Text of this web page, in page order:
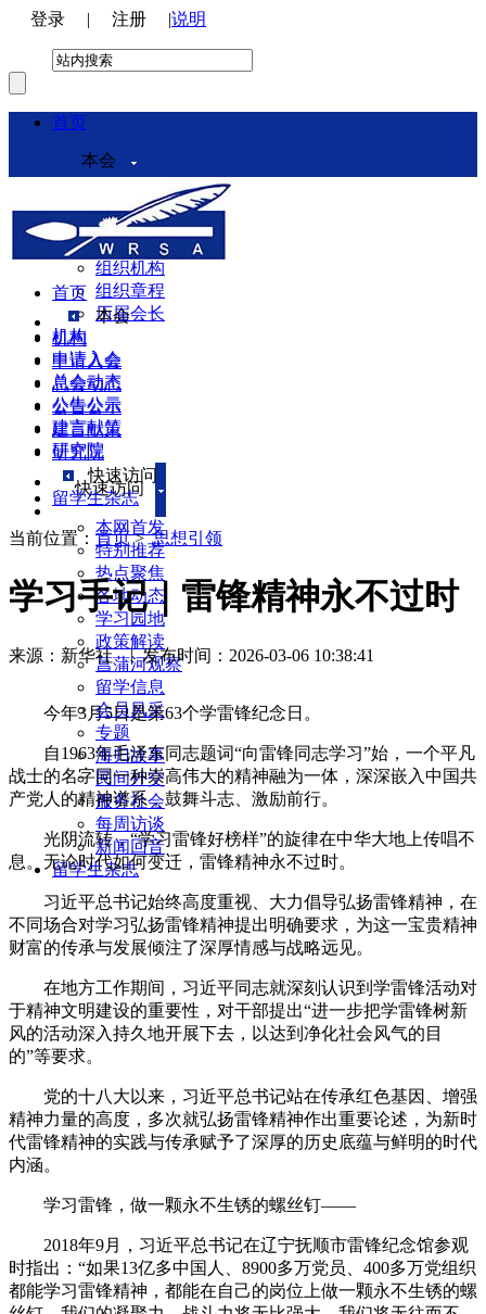
登录 | 注册 |说明
首页
本会
本会介绍
领导机构
理事会
组织机构
组织章程
历届会长
机构
申请入会
总会动态
公告公示
建言献策
研究院
快速访问
本网首发
特别推荐
热点聚焦
各地动态
学习园地
政策解读
菖蒲河观察
留学信息
会员风采
专题
海归故事
民间外交
服务社会
每周访谈
新闻回音
留学生杂志
首页
本会
机构
申请入会
总会动态
公告公示
建言献策
研究院
快速访问
留学生杂志
当前位置： 首页>思想引领
学习手记｜雷锋精神永不过时
来源：新华社 |发布时间：2026-03-06 10:38:41
今年3月5日是第63个学雷锋纪念日。
自1963年毛泽东同志题词“向雷锋同志学习”始，一个平凡
战士的名字同一种崇高伟大的精神融为一体，深深嵌入中国共
产党人的精神谱系，鼓舞斗志、激励前行。
光阴流转，“学习雷锋好榜样”的旋律在中华大地上传唱不
息。无论时代如何变迁，雷锋精神永不过时。
习近平总书记始终高度重视、大力倡导弘扬雷锋精神，在
不同场合对学习弘扬雷锋精神提出明确要求，为这一宝贵精神
财富的传承与发展倾注了深厚情感与战略远见。
在地方工作期间，习近平同志就深刻认识到学雷锋活动对
于精神文明建设的重要性，对干部提出“进一步把学雷锋树新
风的活动深入持久地开展下去，以达到净化社会风气的目
的”等要求。
党的十八大以来，习近平总书记站在传承红色基因、增强
精神力量的高度，多次就弘扬雷锋精神作出重要论述，为新时
代雷锋精神的实践与传承赋予了深厚的历史底蕴与鲜明的时代
内涵。
学习雷锋，做一颗永不生锈的螺丝钉——
2018年9月，习近平总书记在辽宁抚顺市雷锋纪念馆参观
时指出：“如果13亿多中国人、8900多万党员、400多万党组织
都能学习雷锋精神，都能在自己的岗位上做一颗永不生锈的螺